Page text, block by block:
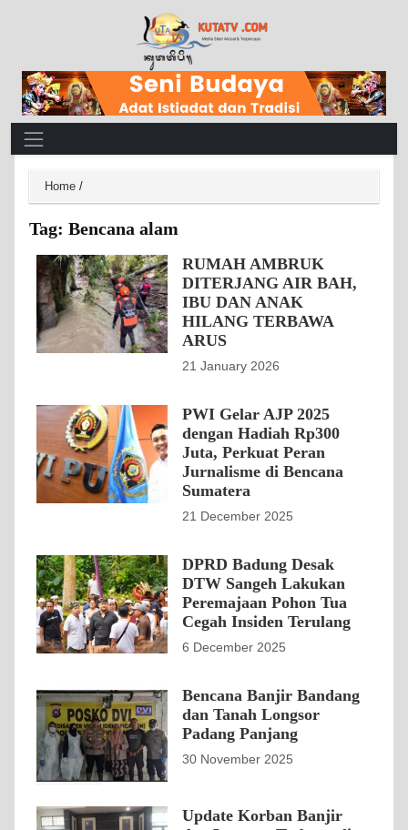
Main Navigation
Home /
Tag: Bencana alam
RUMAH AMBRUK
DITERJANG AIR BAH,
IBU DAN ANAK
HILANG TERBAWA
ARUS
21 January 2026
PWI Gelar AJP 2025
dengan Hadiah Rp300
Juta, Perkuat Peran
Jurnalisme di Bencana
Sumatera
21 December 2025
DPRD Badung Desak
DTW Sangeh Lakukan
Peremajaan Pohon Tua
Cegah Insiden Terulang
6 December 2025
Bencana Banjir Bandang
dan Tanah Longsor
Padang Panjang
30 November 2025
Update Korban Banjir